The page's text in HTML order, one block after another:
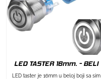
LED TASTER 16mm. - BELI
LED taster je 16mm u beloj boji sa sim